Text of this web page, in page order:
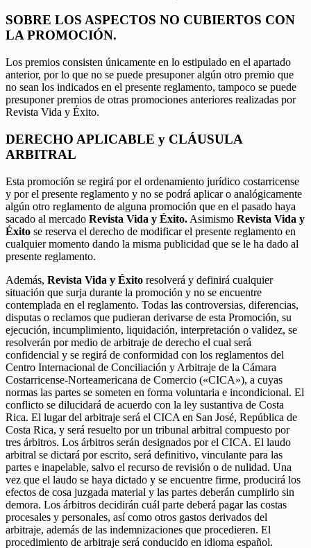
SOBRE LOS ASPECTOS NO CUBIERTOS CON
LA PROMOCIÓN.
Los premios consisten únicamente en lo estipulado en el apartado
anterior, por lo que no se puede presuponer algún otro premio que
no sean los indicados en el presente reglamento, tampoco se puede
presuponer premios de otras promociones anteriores realizadas por
Revista Vida y Éxito.
DERECHO APLICABLE y CLÁUSULA
ARBITRAL
Esta promoción se regirá por el ordenamiento jurídico costarricense
y por el presente reglamento y no se podrá aplicar o analógicamente
algún otro reglamento de alguna promoción que en el pasado haya
sacado al mercado Revista Vida y Éxito. Asimismo Revista Vida y
Éxito se reserva el derecho de modificar el presente reglamento en
cualquier momento dando la misma publicidad que se le ha dado al
presente reglamento.
Además, Revista Vida y Éxito resolverá y definirá cualquier
situación que surja durante la promoción y no se encuentre
contemplada en el reglamento. Todas las controversias, diferencias,
disputas o reclamos que pudieran derivarse de esta Promoción, su
ejecución, incumplimiento, liquidación, interpretación o validez, se
resolverán por medio de arbitraje de derecho el cual será
confidencial y se regirá de conformidad con los reglamentos del
Centro Internacional de Conciliación y Arbitraje de la Cámara
Costarricense-Norteamericana de Comercio («CICA»), a cuyas
normas las partes se someten en forma voluntaria e incondicional. El
conflicto se dilucidará de acuerdo con la ley sustantiva de Costa
Rica. El lugar del arbitraje será el CICA en San José, República de
Costa Rica, y será resuelto por un tribunal arbitral compuesto por
tres árbitros. Los árbitros serán designados por el CICA. El laudo
arbitral se dictará por escrito, será definitivo, vinculante para las
partes e inapelable, salvo el recurso de revisión o de nulidad. Una
vez que el laudo se haya dictado y se encuentre firme, producirá los
efectos de cosa juzgada material y las partes deberán cumplirlo sin
demora. Los árbitros decidirán cuál parte deberá pagar las costas
procesales y personales, así como otros gastos derivados del
arbitraje, además de las indemnizaciones que procedieren. El
procedimiento de arbitraje será conducido en idioma español.